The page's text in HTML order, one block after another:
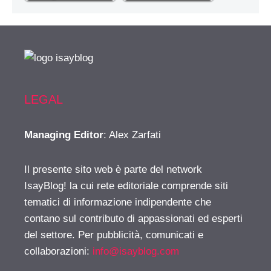
LEGAL
Managing Editor: Alex Zarfati
Il presente sito web è parte del network
IsayBlog! la cui rete editoriale comprende siti
tematici di informazione indipendente che
contano sul contributo di appassionati ed esperti
del settore. Per pubblicità, comunicati e
collaborazioni: info@isayblog.com